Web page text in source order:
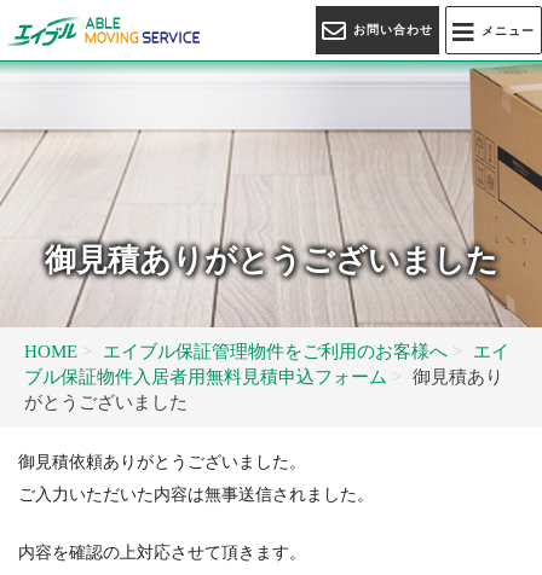
メニュー
お問い合わせ
御見積ありがとうございました
HOME エイブル保証管理物件をご利用のお客様へ
エイ
ブル保証物件入居者用無料見積申込フォーム
御見積あり
がとうございました
御見積依頼ありがとうございました。
ご入力いただいた内容は無事送信されました。
内容を確認の上対応させて頂きます。